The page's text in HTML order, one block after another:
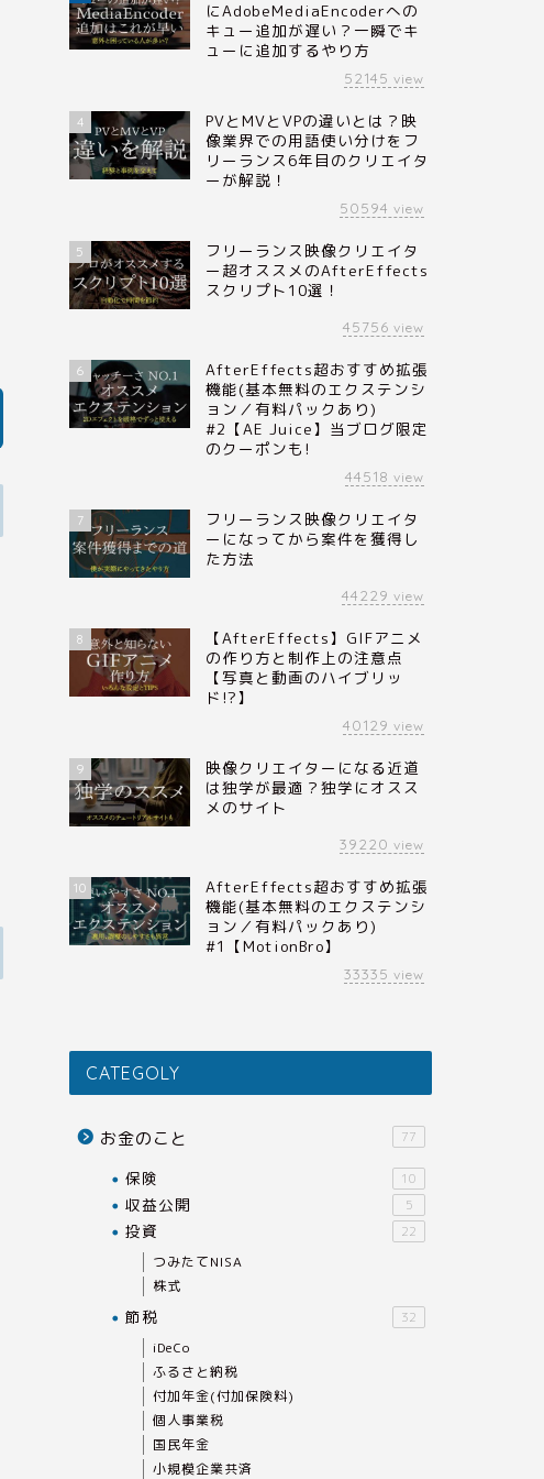
にAdobeMediaEncoderへの
キュー追加が遅い？一瞬でキ
ューに追加するやり方
52145 view
4
PVとMVとVPの違いとは？映
像業界での用語使い分けをフ
リーランス6年目のクリエイタ
ーが解説！
50594 view
5
フリーランス映像クリエイタ
ー超オススメのAfterEffects
スクリプト10選！
45756 view
6
AfterEffects超おすすめ拡張
機能(基本無料のエクステンシ
ョン／有料パックあり)
#2【AE Juice】当ブログ限定
のクーポンも!
44518 view
7
フリーランス映像クリエイタ
ーになってから案件を獲得し
た方法
44229 view
8
【AfterEffects】GIFアニメ
の作り方と制作上の注意点
【写真と動画のハイブリッ
ド!?】
40129 view
9
映像クリエイターになる近道
は独学が最適？独学にオスス
メのサイト
39220 view
10
AfterEffects超おすすめ拡張
機能(基本無料のエクステンシ
ョン／有料パックあり)
#1【MotionBro】
33335 view
CATEGOLY
お金のこと 77
保険 10
収益公開 5
投資 22
つみたてNISA
株式
節税 32
iDeCo
ふるさと納税
付加年金(付加保険料)
個人事業税
国民年金
小規模企業共済